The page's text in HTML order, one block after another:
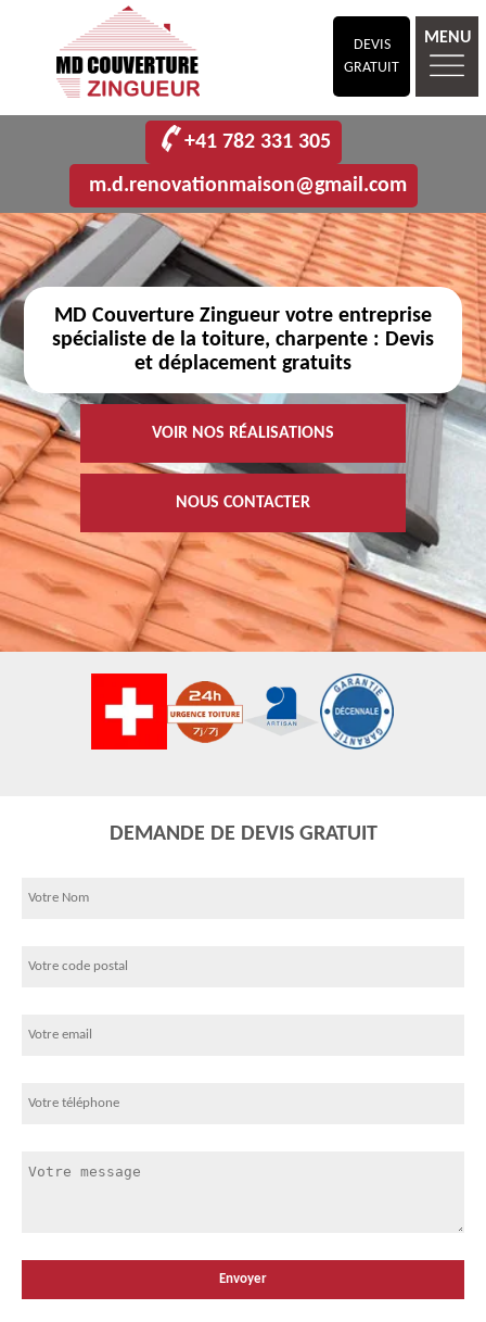
DEVIS
GRATUIT
MENU
+41 782 331 305
m.d.renovationmaison@gmail.com
MD Couverture Zingueur votre entreprise
spécialiste de la toiture, charpente : Devis
et déplacement gratuits
VOIR NOS RÉALISATIONS
NOUS CONTACTER
DEMANDE DE DEVIS GRATUIT